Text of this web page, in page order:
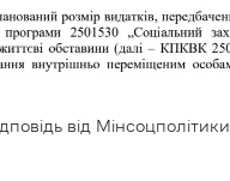
від Мінсоцполітики